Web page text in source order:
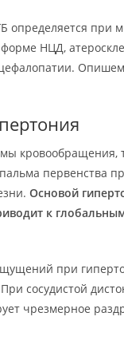
определяется при
НЦД,
первенства
Основой
к
при
сосудистой
чрезмерное